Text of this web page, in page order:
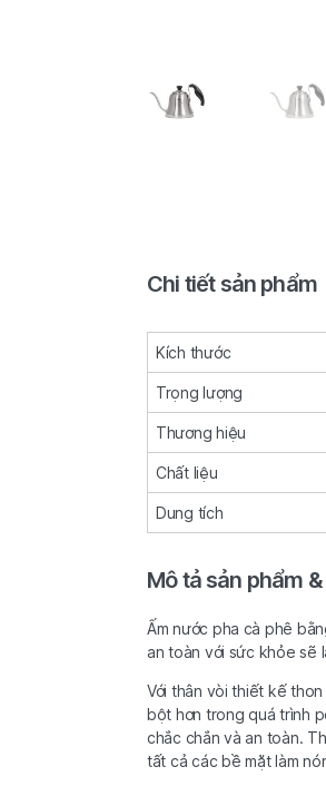
Chi tiết sản phẩm
Kích thước
Trọng lượng
Thương hiệu
Chất liệu
Dung tích
Mô tả sản phẩm
Ấm nước pha cà phê
an toàn với sức khỏe sẽ
Với thân vòi thiết kế
bột hơn trong quá trình
chắc chắn và an toàn.
tất cả các bề mặt làm